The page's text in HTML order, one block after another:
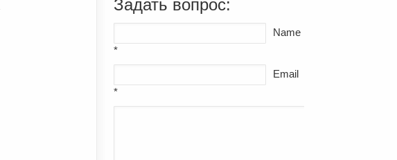
Задать вопрос:
Name
*
Email
*